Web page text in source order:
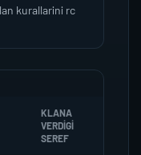
kurallarini rc
KLANA
VERDIGI
SEREF